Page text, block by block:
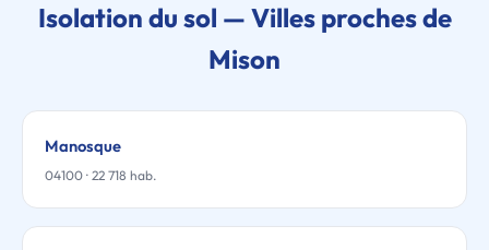
Isolation du sol — Villes proches de
Mison
Manosque
04100 · 22 718 hab.